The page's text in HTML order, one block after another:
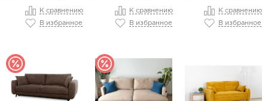
К сравнению
В избранное
К сравнению
В избранное
К сравнению
В избранное